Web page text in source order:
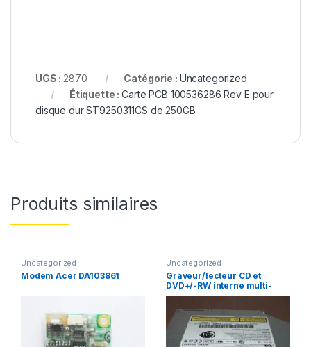
UGS : 2870 Catégorie : Uncategorized
Étiquette :Carte PCB 100536286 Rev E pour
disque dur ST9250311CS de 250GB
Produits similaires
Uncategorized
Modem Acer DA103861
Uncategorized
Graveur/lecteur CD et
DVD+/-RW interne multi-
recorder portable TS-L632